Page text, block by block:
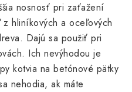
nosnosť pri zaťažení
hliníkových a oceľových
Dajú sa použiť pri
Ich nevýhodou je
kotvia na betónové pätky
nehodia, ak máte